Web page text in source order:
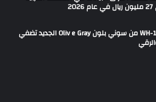
سماعات WH-1000XM6 من سوني بلون Oliv e Gray الجديد تضفي